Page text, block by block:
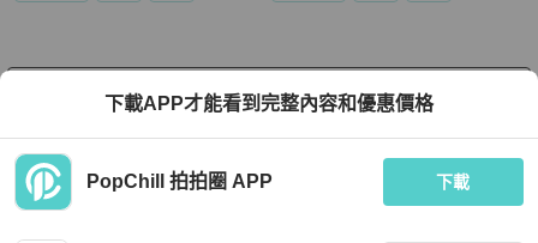
看更多
下載APP才能看到完整內容和優惠價格
PopChill 拍拍圈 APP 下載